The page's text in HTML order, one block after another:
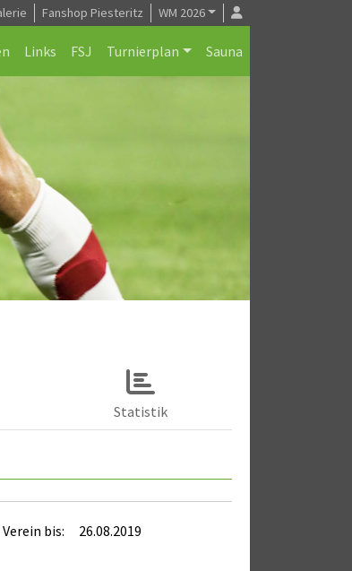
Fanshop Piesteritz WM 2026
Links FSJ Turnierplan Sauna
Statistik
bis: 26.08.2019